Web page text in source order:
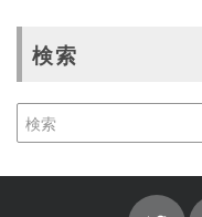
検索